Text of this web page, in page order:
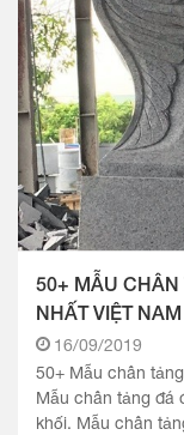
50+ MẪU
NHẤT VIỆT NAM
16/09/2019
50+ Mẫu chân
Mẫu chân tảng đá
khối. Mẫu chân